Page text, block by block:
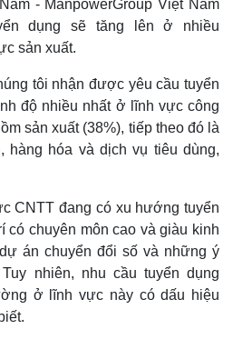
- ManpowerGroup Việt Nam
dụng sẽ tăng lên ở nhiều
sản xuất.
tôi nhận được yêu cầu tuyển
độ nhiều nhất ở lĩnh vực công
sản xuất (38%), tiếp theo đó là
hàng hóa và dịch vụ tiêu dùng,
CNTT đang có xu hướng tuyển
có chuyên môn cao và giàu kinh
án chuyển đổi số và những ý
nhiên, nhu cầu tuyển dụng
ở lĩnh vực này có dấu hiệu